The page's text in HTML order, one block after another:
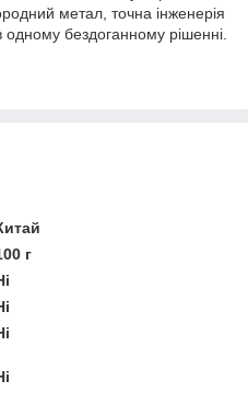
метал, точна інженерія
одному бездоганному рішенні.
г